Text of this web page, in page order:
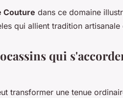
Couture dans ce domaine
qui allient tradition
qui
transformer une tenue